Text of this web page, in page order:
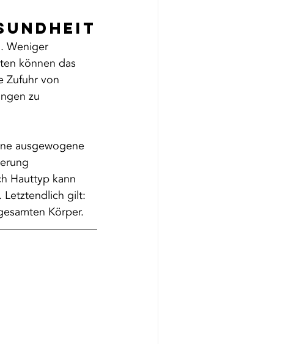
Weniger
können das
Zufuhr von
zu
ausgewogene
Hauttyp kann
Letztendlich gilt:
Körper.